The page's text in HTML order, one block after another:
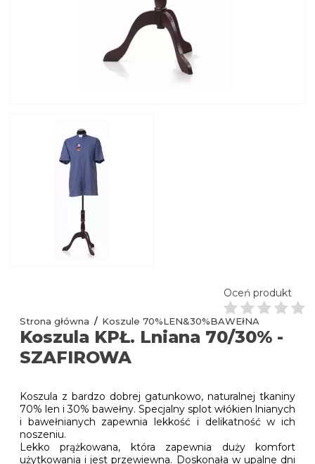
Strona główna Koszule 70%LEN&30%BAWEłNA
Koszula KPŁ. Lniana 70/30% -
SZAFIROWA
Oceń produkt
Koszula z bardzo dobrej gatunkowo, naturalnej tkaniny
70% len i 30% bawełny. Specjalny splot włókien lnianych
i bawełnianych zapewnia lekkość i delikatność w ich
noszeniu.
Lekko prążkowana, która zapewnia duży komfort
użytkowania i jest przewiewna. Doskonała w upalne dni